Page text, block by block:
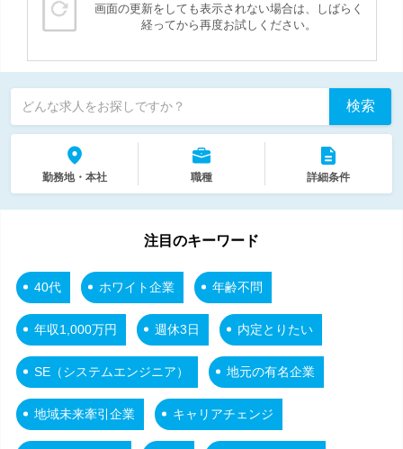
画面の更新をしても表示されない場合は、しばらく
経ってから再度お試しください。
どんな求人をお探しですか？ 検索
勤務地・本社 職種 詳細条件
注目のキーワード
40代 ホワイト企業 年齢不問
年収1,000万円 週休3日 内定とりたい
SE（システムエンジニア） 地元の有名企業
地域未来牽引企業 キャリアチェンジ